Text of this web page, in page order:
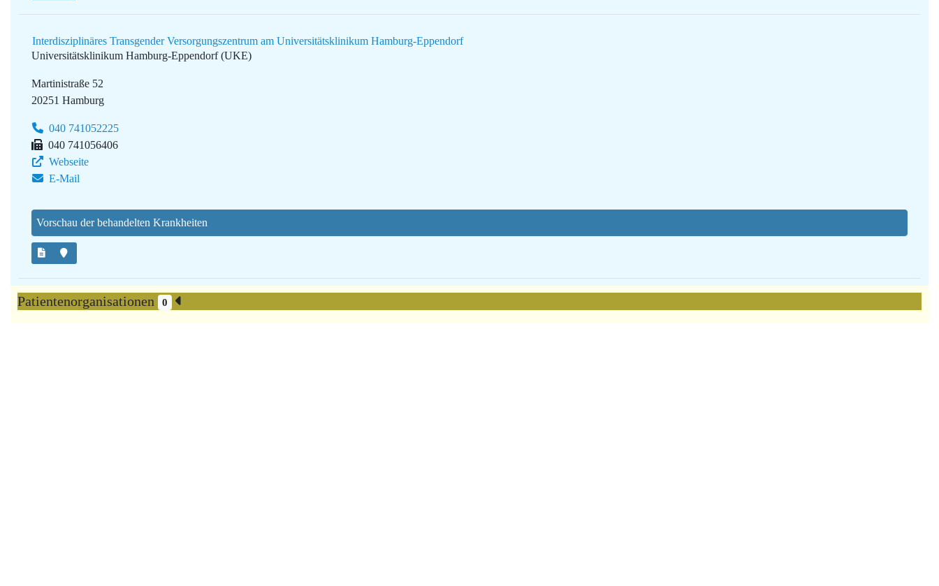
Interdisziplinäres Transgender Versorgungszentrum am Universitätsklinikum Hamburg-Eppendorf
Universitätsklinikum Hamburg-Eppendorf (UKE)
Martinistraße 52
20251 Hamburg
040 741052225
040 741056406
Webseite
E-Mail
Vorschau der behandelten Krankheiten
Patientenorganisationen 0